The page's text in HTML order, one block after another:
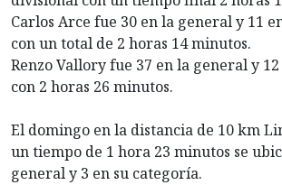
Carlos Arce fue 30 en la general y 11
con un total de 2 horas 14 minutos.
Renzo Vallory fue 37 en la general y
con 2 horas 26 minutos.
El domingo en la distancia de 10 km
un tiempo de 1 hora 23 minutos se
general y 3 en su categoría.